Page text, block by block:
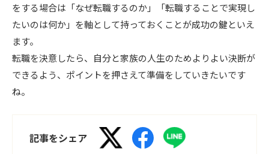
をする場合は「なぜ転職するのか」「転職することで実現し
たいのは何か」を軸として持っておくことが成功の鍵といえ
ます。
転職を決意したら、自分と家族の人生のためよりよい決断が
できるよう、ポイントを押さえて準備をしていきたいです
ね。
記事をシェア